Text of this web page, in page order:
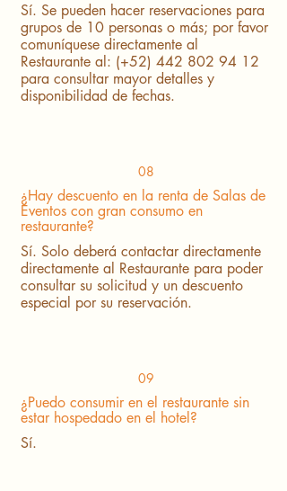
Sí. Se pueden hacer reservaciones para
grupos de 10 personas o más; por favor
comuníquese directamente al
Restaurante al: (+52) 442 802 94 12
para consultar mayor detalles y
disponibilidad de fechas.
08
¿Hay descuento en la renta de Salas de
Eventos con gran consumo en
restaurante?
Sí. Solo deberá contactar directamente
directamente al Restaurante para poder
consultar su solicitud y un descuento
especial por su reservación.
09
¿Puedo consumir en el restaurante sin
estar hospedado en el hotel?
Sí.